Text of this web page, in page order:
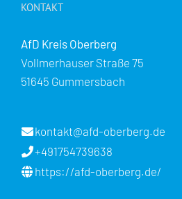
KONTAKT
AfD Kreis Oberberg
Vollmerhauser Straße 75
51645 Gummersbach
kontakt@afd-oberberg.de
+491754739638
https://afd-oberberg.de/